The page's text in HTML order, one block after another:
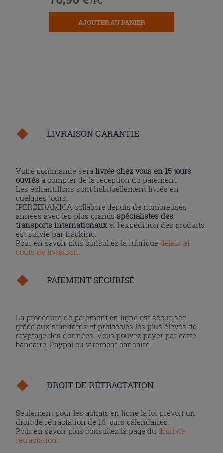
AJOUTER AU PANIER
LIVRAISON GARANTIE
Votre commande seralivrée chez vous en 15 jours
ouvrés à compter de la réception du paiement.
Les échantillons sont habituellement livrés en
quelques jours.
IPERCERAMICA collabore depuis de nombreuses
années avec les plus grands spécialistes des
transports internationaux et l'expédition des produits
est suivie par tracking.
Pour en savoir plus consultez la rubriquedélais et
coûts de livraison
PAIEMENT SÉCURISÉ
La procédure de paiement en ligne est sécurisée
grâce aux standards et protocoles les plus élevés de
cryptage des données. Vous pouvez payer par carte
bancaire, Paypal ou virement bancaire.
DROIT DE RÉTRACTATION
Seulement pour les achats en ligne la loi prévoit un
droit de rétractation de 14 jours calendaires.
Pour en savoir plus consultez la page dudroit de
rétractation